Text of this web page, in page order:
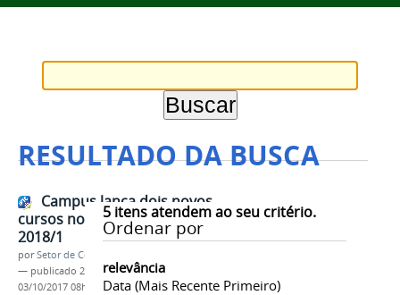
RESULTADO DA BUSCA
5itens atendem ao seu critério.
Ordenar por
relevância
Data (mais Recente Primeiro)
Campus lança dois novos
cursos no processo seletivo
2018/1
porSetor de Comunicação
— publicado 22/09/2017—última modificação
03/10/2017 08h57